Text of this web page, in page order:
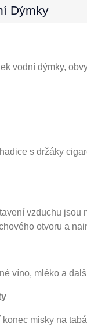
Dýmky
vodní dýmky,
s držáky
vzduchu jsou
otvoru a
víno, mléko a
misky na